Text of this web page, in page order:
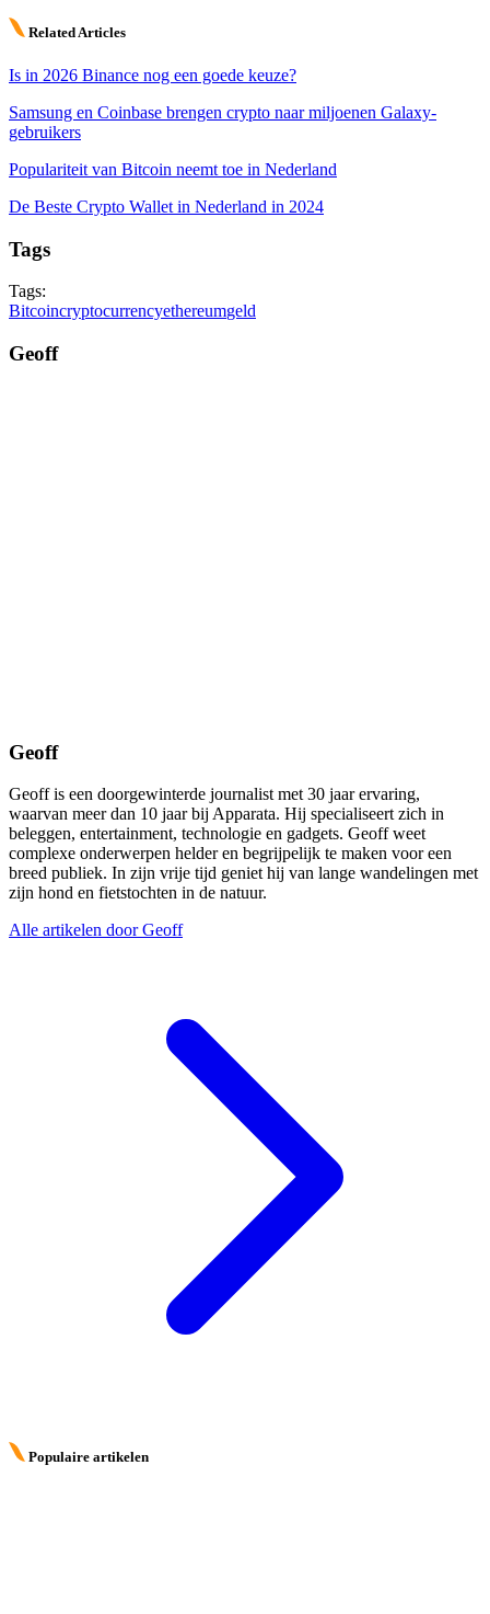
Related Articles
Is in 2026 Binance nog een goede keuze?
Samsung en Coinbase brengen crypto naar miljoenen Galaxy-
gebruikers
Populariteit van Bitcoin neemt toe in Nederland
De Beste Crypto Wallet in Nederland in 2024
Tags
Tags:
Bitcoincryptocurrencyethereumgeld
Geoff
Geoff
Geoff is een doorgewinterde journalist met 30 jaar ervaring,
waarvan meer dan 10 jaar bij Apparata. Hij specialiseert zich in
beleggen, entertainment, technologie en gadgets. Geoff weet
complexe onderwerpen helder en begrijpelijk te maken voor een
breed publiek. In zijn vrije tijd geniet hij van lange wandelingen met
zijn hond en fietstochten in de natuur.
Alle artikelen door Geoff
Populaire artikelen